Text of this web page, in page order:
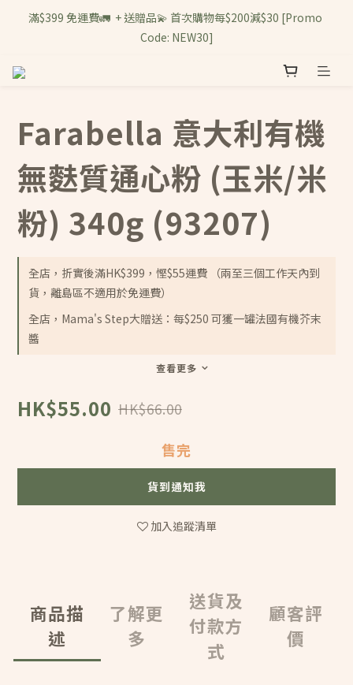
滿$399 免運費🚛  + 送贈品💫 首次購物每$200減$30 [Promo
Code: NEW30]
Farabella 意大利有機
無麩質通心粉 (玉米/米
粉) 340g (93207)
全店，折實後滿HK$399，慳$55運費 （兩至三個工作天內到
貨，離島區不適用於免運費）
全店，Mama's Step大贈送：每$250 可獲一罐法國有機芥末
醬
查看更多
HK$55.00 HK$66.00
售完
貨到通知我
加入追蹤清單
商品描
述
了解更
多
送貨及
付款方
式
顧客評
價